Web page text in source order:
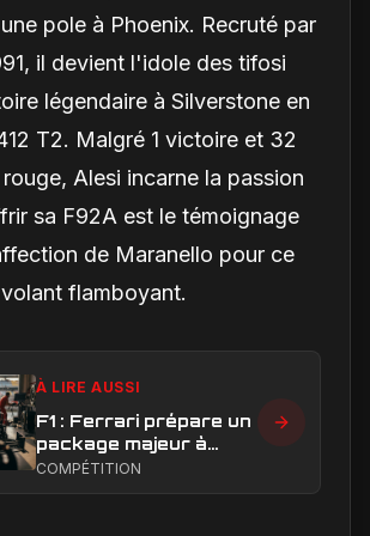
pole à Phoenix. Recruté par
il devient l'idole des tifosi
légendaire à Silverstone en
T2. Malgré 1 victoire et 32
Alesi incarne la passion
sa F92A est le témoignage
de Maranello pour ce
flamboyant.
À LIRE AUSSI
F1 : Ferrari prépare un
package majeur à
Barcelone, un test
COMPÉTITION